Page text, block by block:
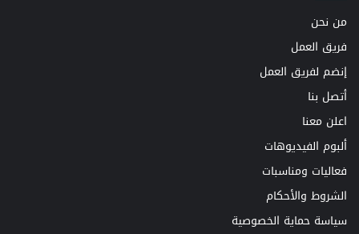
من نحن
فريق العمل
إنضم لفريق العمل
أتصل بنا
اعلن معنا
ألبوم الفيديوهات
فعاليات ومناسبات
الشروط والأحكام
سياسة حماية الخصوصية